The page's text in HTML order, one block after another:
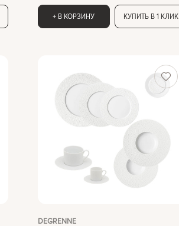
+ В КОРЗИНУ КУПИТЬ В 1 КЛИК
DEGRENNE